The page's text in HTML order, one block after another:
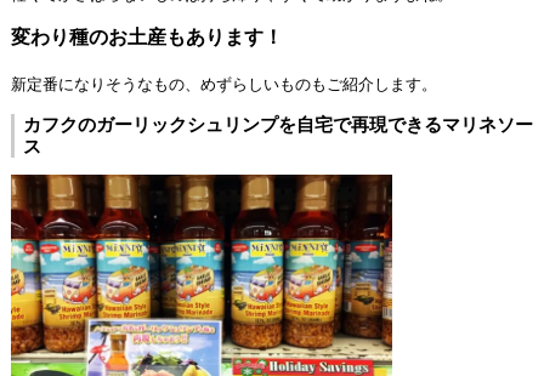
変わり種のお土産もあります！
新定番になりそうなもの、めずらしいものもご紹介します。
カフクのガーリックシュリンプを自宅で再現できるマリネソー
ス